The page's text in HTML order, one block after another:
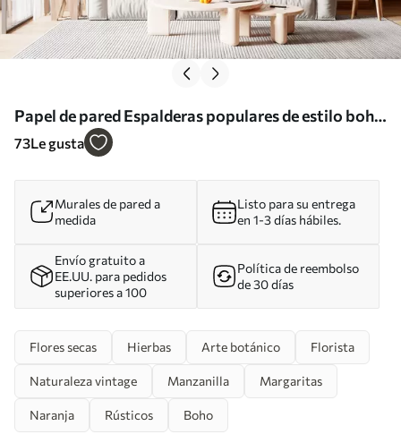
Papel de pared Espalderas populares de estilo boho
con flores Nr. u97028
73Le gusta
Murales de pared a
medida
Listo para su entrega
en 1-3 días hábiles.
Envío gratuito a
EE.UU. para pedidos
superiores a 100
Política de reembolso
de 30 días
Flores secas Hierbas Arte botánico Florista
Naturaleza vintage Manzanilla Margaritas
Naranja Rústicos Boho